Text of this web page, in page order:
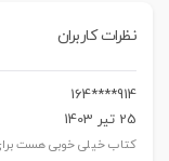
نظرات کاربران
914****164
25 تیر 1403
کتاب خیلی خوبی هست